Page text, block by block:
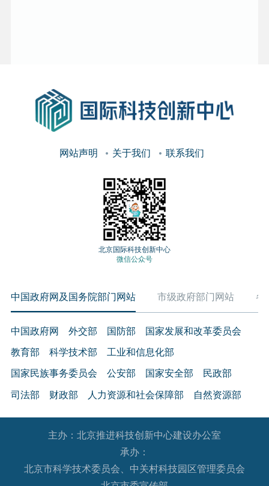
网站声明 关于我们 联系我们
北京国际科技创新中心
微信公众号
中国政府网及国务院部门网站 市级政府部门网站 各
中国政府网 外交部 国防部 国家发展和改革委员会
教育部 科学技术部 工业和信息化部
国家民族事务委员会 公安部 国家安全部 民政部
司法部 财政部 人力资源和社会保障部 自然资源部
生态环境部 住房和城乡建设部 交通运输部 水利部
农业农村部 商务部 文化和旅游部
退役军人事务部
国家语言文字工作委员会
主办：北京推进科技创新中心建设办公室
承办：
北京市科学技术委员会、中关村科技园区管理委员会